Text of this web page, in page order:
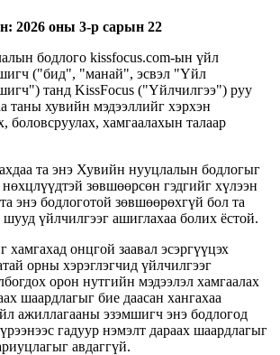
2026 оны 3-р сарын 22
бодлого kissfocus.com-ын үйл
("бид", "манай", эсвэл "Үйл
танд KissFocus ("Үйлчилгээ") руу
таны хувийн мэдээллийг хэрхэн
боловсруулах, хамгаалахын талаар
та энэ Хувийн нууцлалын бодлогыг
зөвшөөрсөн гэдгийг хүлээн
энэ бодлоготой зөвшөөрөхгүй бол та
шууд үйлчилгээг ашиглахаа болих ёстой.
хамгахад онцгой заавал эсэргүүцэх
орны хэрэглэгчид үйлчилгээг
орон нутгийн мэдээлэл хамгаалах
шаардлагыг бие даасан хангахаа
ажиллагааны эзэмшигч энэ бодлогод
гадуур нэмэлт дараах шаардлагыг
авдаггүй.